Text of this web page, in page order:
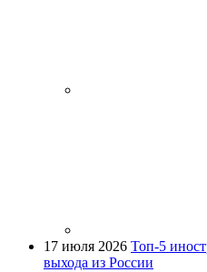
17 июля 2026 Топ-5
выхода из России